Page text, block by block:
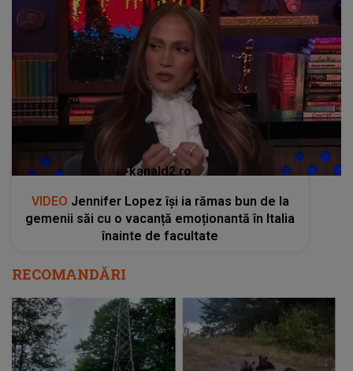
kanald2.ro
VIDEO Jennifer Lopez își ia rămas bun de la
gemenii săi cu o vacanță emoționantă în Italia
înainte de facultate
RECOMANDĂRI